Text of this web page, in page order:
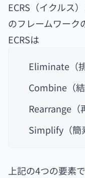
ECRS（イクルス
のフレームワーク
ECRSは
Eliminate（排
Combine（結
Rearrange（
Simplify（簡
上記の4つの要素